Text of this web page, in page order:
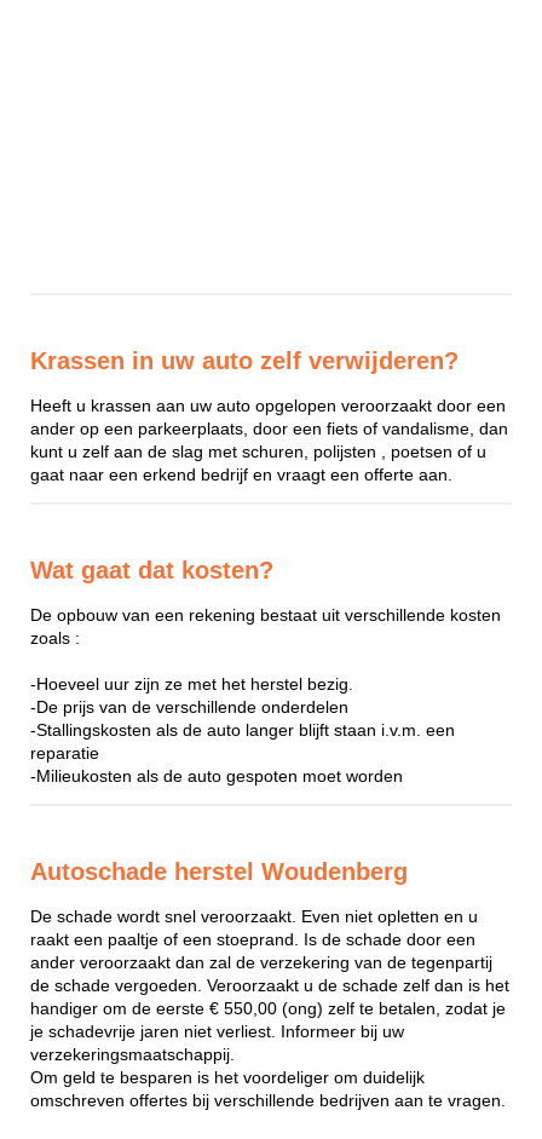
Krassen in uw auto zelf verwijderen?
Heeft u krassen aan uw auto opgelopen veroorzaakt door een
ander op een parkeerplaats, door een fiets of vandalisme, dan
kunt u zelf aan de slag met schuren, polijsten , poetsen of u
gaat naar een erkend bedrijf en vraagt een offerte aan.
Wat gaat dat kosten?
De opbouw van een rekening bestaat uit verschillende kosten
zoals :
-Hoeveel uur zijn ze met het herstel bezig.
-De prijs van de verschillende onderdelen
-Stallingskosten als de auto langer blijft staan i.v.m. een
reparatie
-Milieukosten als de auto gespoten moet worden
Autoschade herstel Woudenberg
De schade wordt snel veroorzaakt. Even niet opletten en u
raakt een paaltje of een stoeprand. Is de schade door een
ander veroorzaakt dan zal de verzekering van de tegenpartij
de schade vergoeden. Veroorzaakt u de schade zelf dan is het
handiger om de eerste € 550,00 (ong) zelf te betalen, zodat je
je schadevrije jaren niet verliest. Informeer bij uw
verzekeringsmaatschappij.
Om geld te besparen is het voordeliger om duidelijk
omschreven offertes bij verschillende bedrijven aan te vragen.